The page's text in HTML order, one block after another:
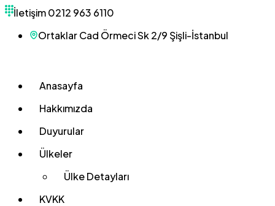
İletişim0212 963 6110
Ortaklar Cad Örmeci Sk 2/9 Şişli-İstanbul
Anasayfa
Hakkımızda
Duyurular
Ülkeler
Ülke Detayları
KVKK